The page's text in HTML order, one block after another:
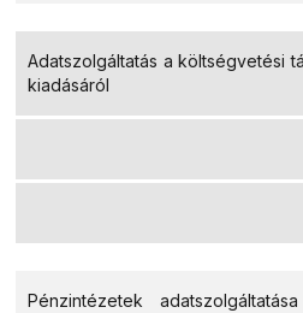
Adatszolgáltatás a költségvetési
kiadásáról
Pénzintézetek